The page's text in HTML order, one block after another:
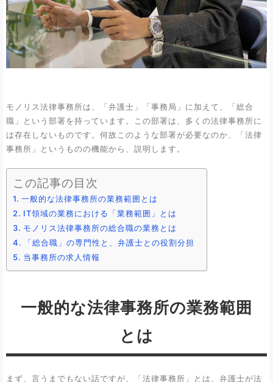
モノリス法律事務所は、「弁護士」「事務局」に加えて、「総合
職」という部署を持っています。この部署は、多くの法律事務所に
は存在しないものです。何故このような部署が必要なのか、「法律
事務所」というものの機能から、説明します。
この記事の目次
一般的な法律事務所の業務範囲とは
IT領域の業務における「業務範囲」とは
モノリス法律事務所の総合職の業務とは
「総合職」の専門性と、弁護士との役割分担
当事務所の求人情報
一般的な法律事務所の業務範囲
とは
まず、言うまでもない話ですが、「法律事務所」とは、弁護士が法